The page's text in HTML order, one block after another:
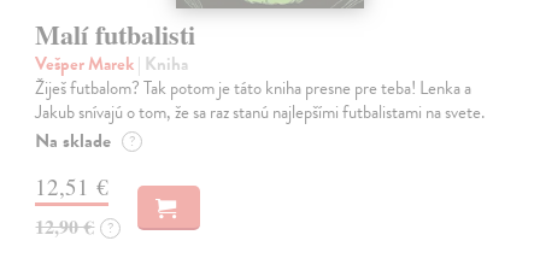
Malí futbalisti
Vešper Marek| Kniha
Žiješ futbalom? Tak potom je táto kniha presne pre teba! Lenka a
Jakub snívajú o tom, že sa raz stanú najlepšími futbalistami na svete.
Na sklade ?
12,51 €
12,90 € ?